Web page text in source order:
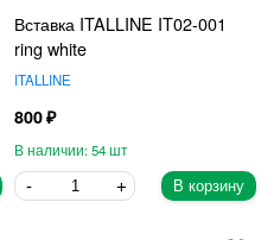
Вставка ITALLINE IT02-001
ring white
ITALLINE
800
54
В корзину